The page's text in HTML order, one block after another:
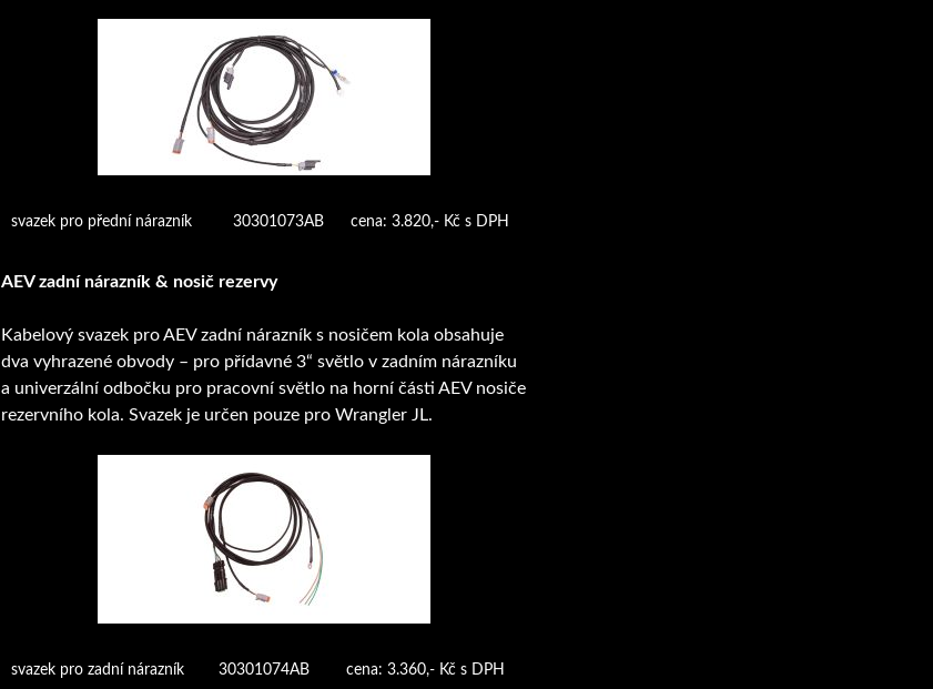
svazek pro přední nárazník 30301073AB cena: 3.820,- Kč s DPH
AEV zadní nárazník & nosič rezervy
Kabelový svazek pro AEV zadní nárazník s nosičem kola obsahuje
dva vyhrazené obvody – pro přídavné 3“ světlo v zadním nárazníku
a univerzální odbočku pro pracovní světlo na horní části AEV nosiče
rezervního kola. Svazek je určen pouze pro Wrangler JL.
svazek pro zadní nárazník 30301074AB cena: 3.360,- Kč s DPH